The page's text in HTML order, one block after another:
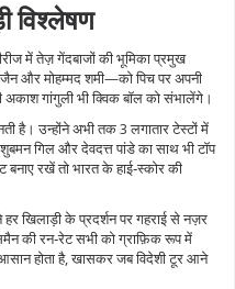
विश्लेषण
में तेज़ गेंदबाजों की भूमिका प्रमुख
और मोहम्मद शमी—को पिच पर अपनी
गांगुली भी क्विक बॉल को संभालेंगे।
है। उन्होंने अभी तक 3 लगातार टेस्टों में
गिल और देवदत्त पांडे का साथ भी टॉप
रखें तो भारत के हाई‑स्कोर की
खिलाड़ी के प्रदर्शन पर गहराई से नज़र
की रन‑रेट सभी को ग्राफ़िक रूप में
होता है, खासकर जब विदेशी टूर आने